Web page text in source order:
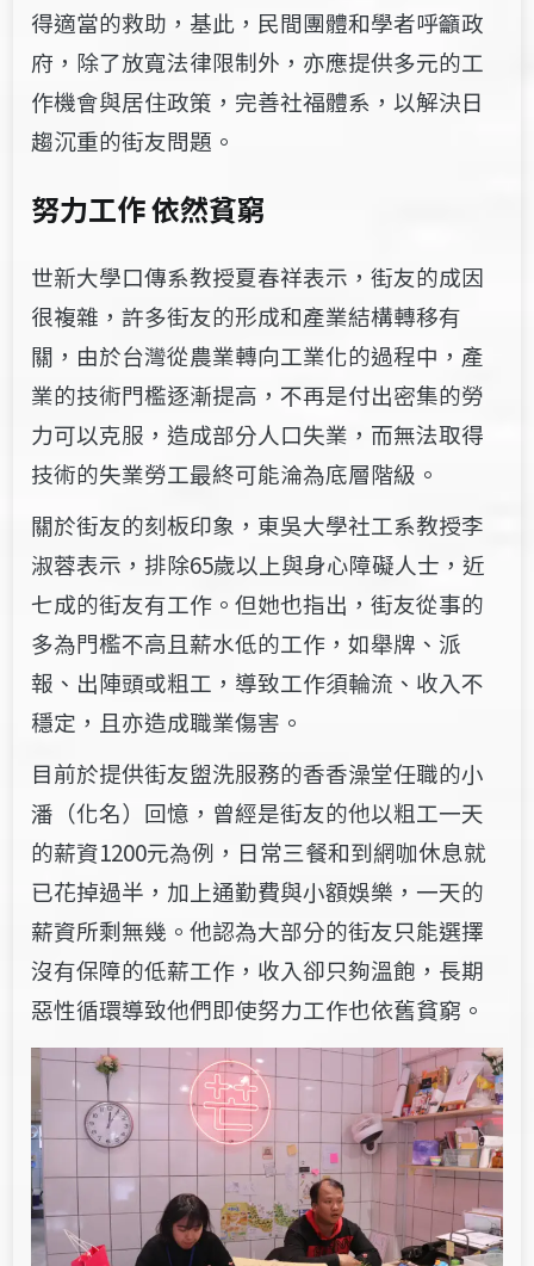
得適當的救助，基此，民間團體和學者呼籲政
府，除了放寬法律限制外，亦應提供多元的工
作機會與居住政策，完善社福體系，以解決日
趨沉重的街友問題。
努力工作依然貧窮
世新大學口傳系教授夏春祥表示，街友的成因
很複雜，許多街友的形成和產業結構轉移有
關，由於台灣從農業轉向工業化的過程中，產
業的技術門檻逐漸提高，不再是付出密集的勞
力可以克服，造成部分人口失業，而無法取得
技術的失業勞工最終可能淪為底層階級。
關於街友的刻板印象，東吳大學社工系教授李
淑蓉表示，排除65歲以上與身心障礙人士，近
七成的街友有工作。但她也指出，街友從事的
多為門檻不高且薪水低的工作，如舉牌、派
報、出陣頭或粗工，導致工作須輪流、收入不
穩定，且亦造成職業傷害。
目前於提供街友盥洗服務的香香澡堂任職的小
潘（化名）回憶，曾經是街友的他以粗工一天
的薪資1200元為例，日常三餐和到網咖休息就
已花掉過半，加上通勤費與小額娛樂，一天的
薪資所剩無幾。他認為大部分的街友只能選擇
沒有保障的低薪工作，收入卻只夠溫飽，長期
惡性循環導致他們即使努力工作也依舊貧窮。